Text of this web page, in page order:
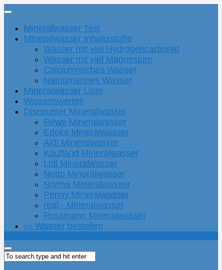
Mineralwasser Test
Mineralwasser Inhaltsstoffe
Wasser mit viel Hydrogencarbonat
Wasser mit viel Magnesium
Calciumreiches Wasser
Natriumarmes Wasser
Mineralwasser Liste
Wissenswertes
Discounter Mineralwasser
Rewe Mineralwasser
Edeka Mineralwasser
Aldi Mineralwasser
Kaufland Mineralwasser
Lidl Mineralwasser
Netto Mineralwasser
Norma Mineralwasser
Penny Mineralwasser
real,- Mineralwasser
Rossmann Mineralwasser
››› Wasser bestellen